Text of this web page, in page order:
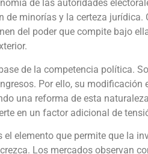
de las autoridades
de minorías y la certeza
del poder que compite bajo
de la competencia política.
Por ello, su modificación
una reforma de esta
en un factor adicional de
elemento que permite que la
Los mercados observan